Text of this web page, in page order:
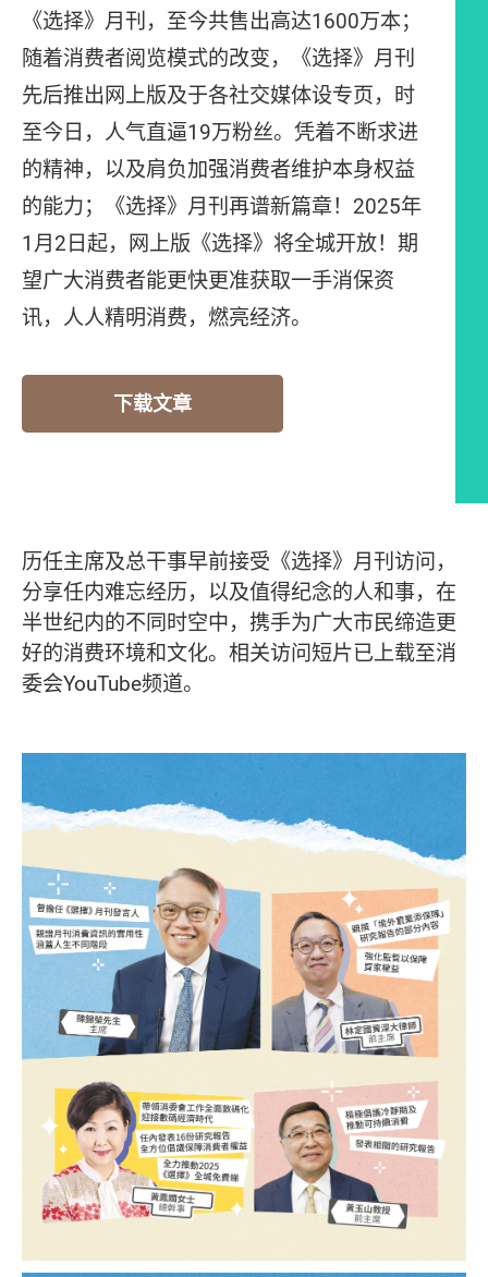
《选择》月刊，至今共售出高达1600万本；
随着消费者阅览模式的改变，《选择》月刊
先后推出网上版及于各社交媒体设专页，时
至今日，人气直逼19万粉丝。凭着不断求进
的精神，以及肩负加强消费者维护本身权益
的能力；《选择》月刊再谱新篇章！2025年
1月2日起，网上版《选择》将全城开放！期
望广大消费者能更快更准获取一手消保资
讯，人人精明消费，燃亮经济。
下载文章
历任主席及总干事早前接受《选择》月刊访问，
分享任内难忘经历，以及值得纪念的人和事，在
半世纪内的不同时空中，携手为广大市民缔造更
好的消费环境和文化。相关访问短片已上载至消
委会YouTube频道。